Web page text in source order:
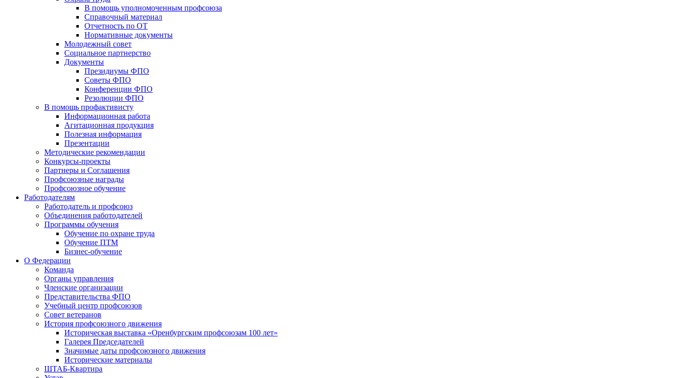
В помощь уполномоченным профсоюза
Справочный материал
Отчетность по ОТ
Нормативные документы
Молодежный совет
Социальное партнерство
Документы
Президиумы ФПО
Советы ФПО
Конференции ФПО
Резолюции ФПО
В помощь профактивисту
Информационная работа
Агитационная продукция
Полезная информация
Презентации
Методические рекомендации
Конкурсы-проекты
Партнеры и Соглашения
Профсоюзные награды
Профсоюзное обучение
Работодателям
Работодатель и профсоюз
Объединения работодателей
Программы обучения
Обучение по охране труда
Обучение ПТМ
Бизнес-обучение
О Федерации
Команда
Органы управления
Членские организации
Представительства ФПО
Учебный центр профсоюзов
Совет ветеранов
История профсоюзного движения
Историческая выставка «Оренбургским профсоюзам 100 лет»
Галерея Председателей
Значимые даты профсоюзного движения
Исторические материалы
ШТАБ-Квартира